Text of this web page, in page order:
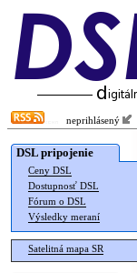
neprihlásený
DSL pripojenie
Ceny DSL
Dostupnosť DSL
Fórum o DSL
Výsledky meraní
Satelitná mapa SR